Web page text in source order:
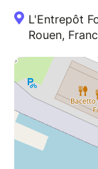
L'Entrepôt
Rouen,